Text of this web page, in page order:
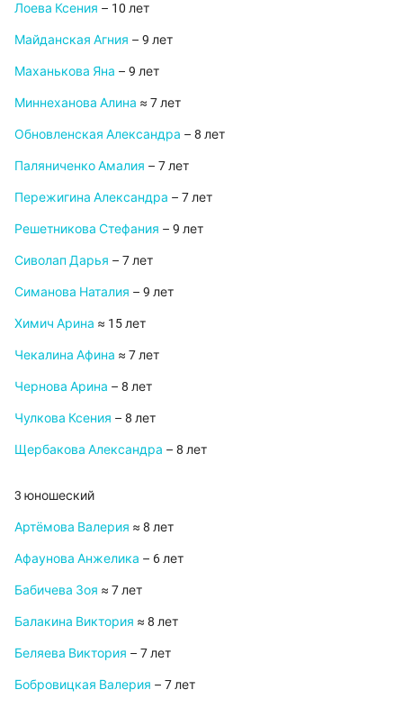
Лоева Ксения – 10 лет
Майданская Агния – 9 лет
Маханькова Яна – 9 лет
Миннеханова Алина ≈ 7 лет
Обновленская Александра – 8 лет
Паляниченко Амалия – 7 лет
Пережигина Александра – 7 лет
Решетникова Стефания – 9 лет
Сиволап Дарья – 7 лет
Симанова Наталия – 9 лет
Химич Арина ≈ 15 лет
Чекалина Афина ≈ 7 лет
Чернова Арина – 8 лет
Чулкова Ксения – 8 лет
Щербакова Александра – 8 лет
3 юношеский
Артёмова Валерия ≈ 8 лет
Афаунова Анжелика – 6 лет
Бабичева Зоя ≈ 7 лет
Балакина Виктория ≈ 8 лет
Беляева Виктория – 7 лет
Бобровицкая Валерия – 7 лет